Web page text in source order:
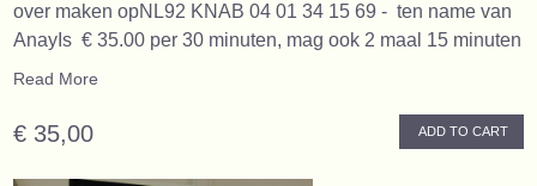
over maken opNL92 KNAB 04 01 34 15 69 - ten name van
AnayIs € 35.00 per 30 minuten, mag ook 2 maal 15 minuten
Read More
€ 35,00 ADD TO CART